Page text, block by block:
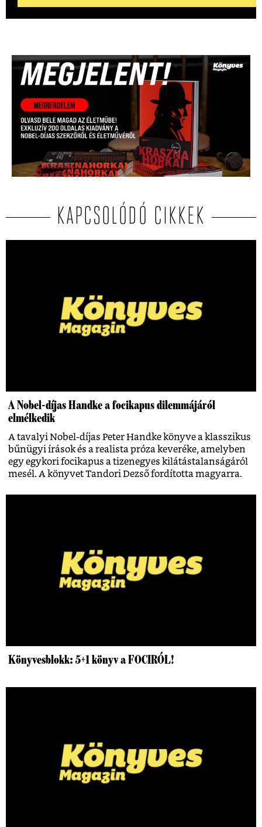
KAPCSOLÓDÓ CIKKEK
A Nobel-díjas Handke a focikapus dilemmájáról
elmélkedik
A tavalyi Nobel-díjas Peter Handke könyve a klasszikus
bűnügyi írások és a realista próza keveréke, amelyben
egy egykori focikapus a tizenegyes kilátástalanságáról
mesél. A könyvet Tandori Dezső fordította magyarra.
Könyvesblokk: 5+1 könyv a FOCIRÓL!